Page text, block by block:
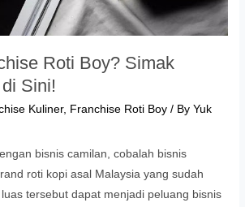
Roti Boy? Simak
Sini!
Kuliner, Franchise Roti Boy / ByYuk
bisnis camilan, cobalah bisnis
roti kopi asal Malaysia yang sudah
tersebut dapat menjadi peluang bisnis